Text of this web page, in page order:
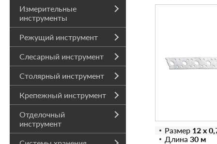
Измерительные
инструменты
Режущий инструмент
Слесарный инструмент
Столярный инструмент
Крепежный инструмент
Отделочный
инструмент
Размер 12 х
Длина 30 м